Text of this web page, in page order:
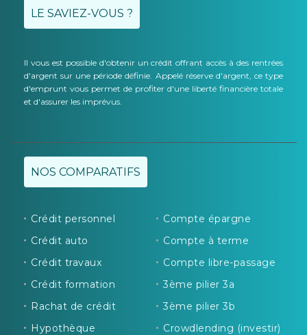
LE SAVIEZ-VOUS ?
Il vous est possible d'obtenir un crédit offrant accès à des rentrées
d'argent sur une période définie. Appelé réserve d'argent, ce type
d'emprunt vous permet de profiter d'une liberté financière totale
et d'assurer les imprévus.
NOS COMPARATIFS
Crédit personnel
Crédit auto
Crédit travaux
Crédit formation
Rachat de crédit
Hypothèque
Compte épargne
Compte à terme
Compte libre-passage
3ème pilier 3a
3ème pilier 3b
Crowdlending (investir)